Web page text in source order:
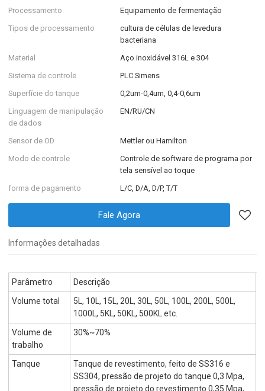
Processamento
Equipamento de fermentação
Tipos de processamento
cultura de células de levedura
bacteriana
Material
Aço inoxidável 316L e 304
Sistema de controle
PLC Simens
Superfície do tanque
0,2um-0,4um, 0,4-0,6um
Linguagem de manipulação
de dados
EN/RU/CN
Sensor de OD
Mettler ou Hamilton
Modo de controle
Controle de software de programa por
tela sensível ao toque
forma de pagamento
L/C, D/A, D/P, T/T
Fale Agora
Informações detalhadas
Parâmetro
Descrição
Volume total
5L, 10L, 15L, 20L, 30L, 50L, 100L, 200L, 500L,
1000L, 5KL, 50KL, 500KL etc.
Volume de
trabalho
30%~70%
Tanque
Tanque de revestimento, feito de SS316 e
SS304, pressão de projeto do tanque 0,3 Mpa,
pressão de projeto do revestimento 0,35 Mpa,